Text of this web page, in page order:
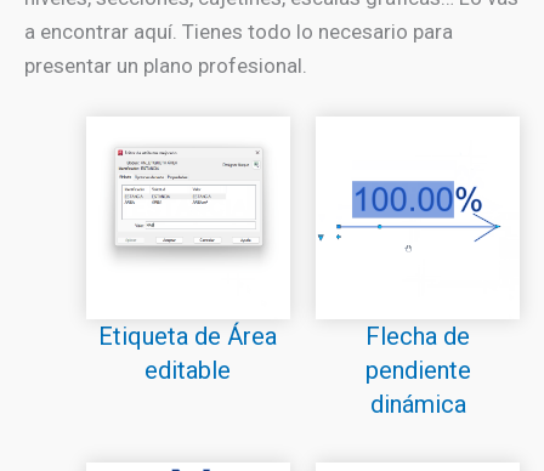
a encontrar aquí. Tienes todo lo necesario para
presentar un plano profesional.
Etiqueta de Área
editable
Flecha de
pendiente
dinámica